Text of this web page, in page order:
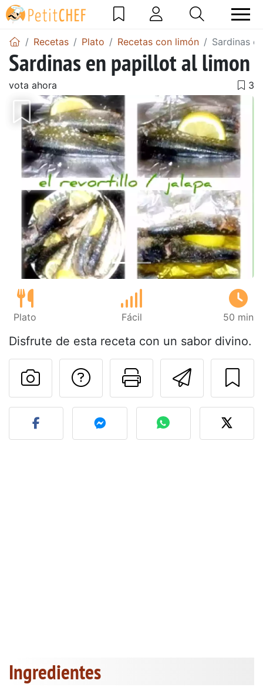
Recetas Plato Recetas con limón Sardinas
Sardinas en papillot al limon
vota ahora
Anterior
Plato Fácil 50 min
Disfrute de esta receta con un sabor divino.
Imprimir
Preguntar al autor
Publicar la foto de esta
Ingredientes